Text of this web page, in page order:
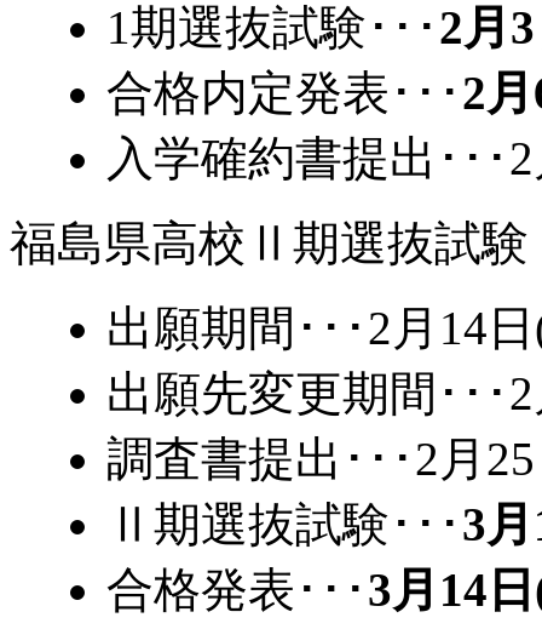
1期選抜試験･･･2月
合格内定発表･･･2
入学確約書提出･･･
福島県高校Ⅱ期選抜試験
出願期間･･･2月14
出願先変更期間･･･
調査書提出･･･2月
Ⅱ期選抜試験･･･3
合格発表･･･3月14